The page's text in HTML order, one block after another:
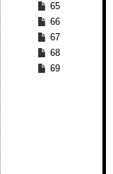
65
66
67
68
69